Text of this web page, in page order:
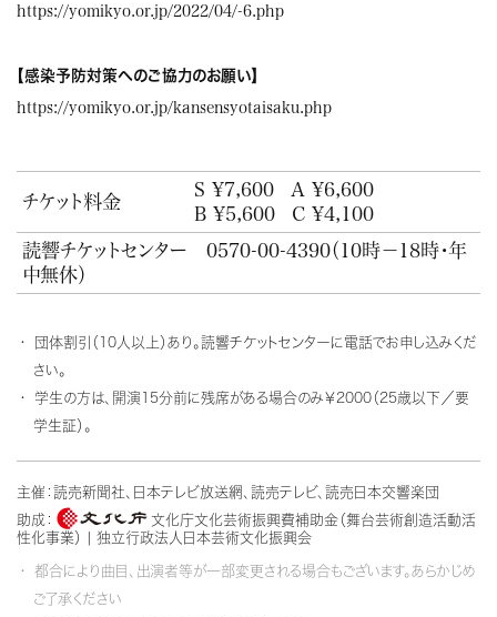
https://yomikyo.or.jp/2022/04/-6.php
【感染予防対策へのご協力のお願い】
https://yomikyo.or.jp/kansensyotaisaku.php
チケット料金
S ¥7,600
A ¥6,600
B ¥5,600
C ¥4,100
読響チケットセンター 0570-00-4390（10時－18時・年
中無休）
団体割引（10人以上）あり。読響チケットセンターに電話でお申し込みくだ
さい。
学生の方は、開演15分前に残席がある場合のみ￥2000（25歳以下／要
学生証）。
主催：読売新聞社、日本テレビ放送網、読売テレビ、読売日本交響楽団
助成：
文化庁文化芸術振興費補助金（舞台芸術創造活動活
性化事業） | 独立行政法人日本芸術文化振興会
都合により曲目、出演者等が一部変更される場合もございます。あらかじめ
ご了承ください